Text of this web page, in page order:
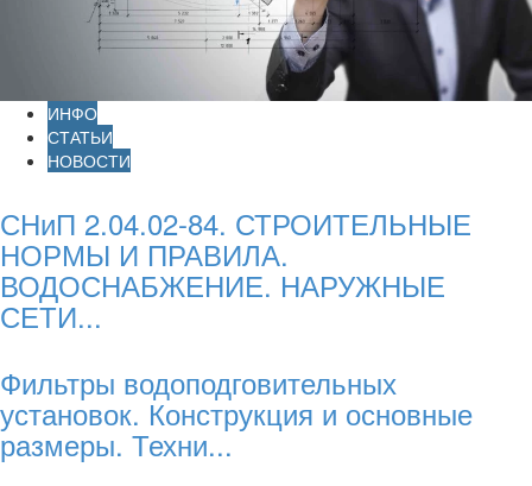
ИНФО
СТАТЬИ
НОВОСТИ
СНиП 2.04.02-84. СТРОИТЕЛЬНЫЕ
НОРМЫ И ПРАВИЛА.
ВОДОСНАБЖЕНИЕ. НАРУЖНЫЕ
СЕТИ...
Фильтры водоподговительных
установок. Конструкция и основные
размеры. Техни...